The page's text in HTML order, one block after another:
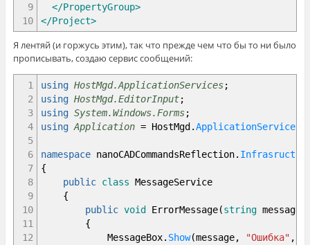
9
10
</PropertyGroup>
</Project>
Я лентяй (и горжусь этим), так что прежде чем что бы то ни было
прописывать, создаю сервис сообщений:
1
2
3
4
5
6
7
8
9
10
11
12
using HostMgd.ApplicationServices;
using HostMgd.EditorInput;
using System.Windows.Forms;
using Application =HostMgd .ApplicationServices
namespacenanoCADCommandsReflection.
{
public class MessageService
{
public void ErrorMessage(stringmessage
{
MessageBox. Show(message, "Ошибка" ,